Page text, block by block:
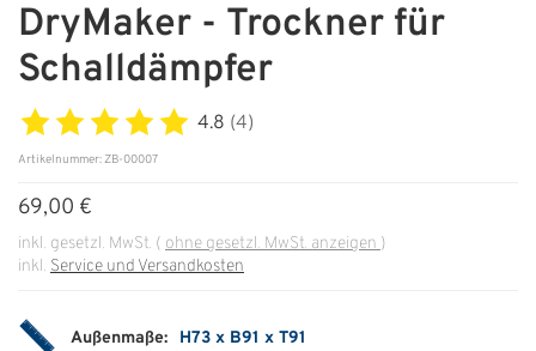
Presse
Qualitätspolitik
Karriere
Unternehmen
Partner
Geschichte
DryMaker - Trockner für
Schalldämpfer
4.8 (4)
Artikelnummer: ZB-00007
69,00 €
inkl. gesetzl. MwSt. ( ohne gesetzl. MwSt. anzeigen )
inkl. Service und Versandkosten
Außenmaße: H73 x B91 x T91